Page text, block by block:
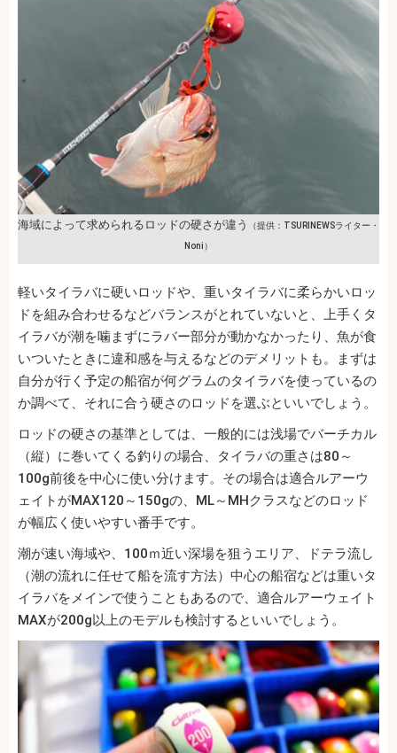
海域によって求められるロッドの硬さが違う （提供：TSURINEWSライター・
Noni）
軽いタイラバに硬いロッドや、重いタイラバに柔らかいロッ
ドを組み合わせるなどバランスがとれていないと、上手くタ
イラバが潮を噛まずにラバー部分が動かなかったり、魚が食
いついたときに違和感を与えるなどのデメリットも。まずは
自分が行く予定の船宿が何グラムのタイラバを使っているの
か調べて、それに合う硬さのロッドを選ぶといいでしょう。
ロッドの硬さの基準としては、一般的には浅場でバーチカル
（縦）に巻いてくる釣りの場合、タイラバの重さは80～
100g前後を中心に使い分けます。その場合は適合ルアーウ
ェイトがMAX120～150gの、ML～MHクラスなどのロッド
が幅広く使いやすい番手です。
潮が速い海域や、100ｍ近い深場を狙うエリア、ドテラ流し
（潮の流れに任せて船を流す方法）中心の船宿などは重いタ
イラバをメインで使うこともあるので、適合ルアーウェイト
MAXが200g以上のモデルも検討するといいでしょう。